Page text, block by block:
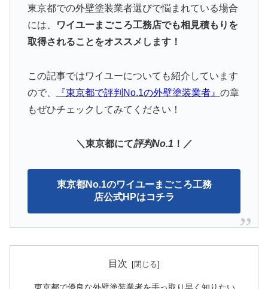
東京都での外壁塗装業者選びで悩まれている場合
には、
ワイユーまごころ工務店でも相見積もりを
取得されることをオススメします！
この記事ではワイユーについても紹介しています
ので、
『東京都で評判 No.1の外壁塗装業者』 の章
もぜひチェックしてみてください！
＼東京都にて評判No.1 ！／
東京都No.1のワイユーまごころ工務
店公式HPはコチラ
目次